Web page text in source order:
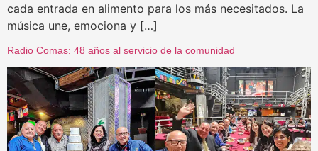
cada entrada en alimento para los más necesitados. La
música une, emociona y […]
Radio Comas: 48 años al servicio de la comunidad